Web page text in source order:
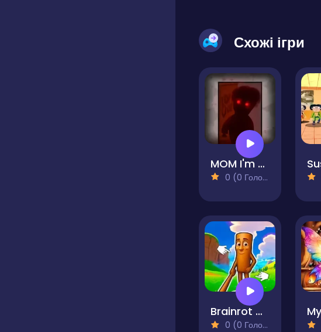
Схожі ігри
MOM I'm already asleep!
0 (0 Голосів)
Brainrot Clicker
0 (0 Голосів)